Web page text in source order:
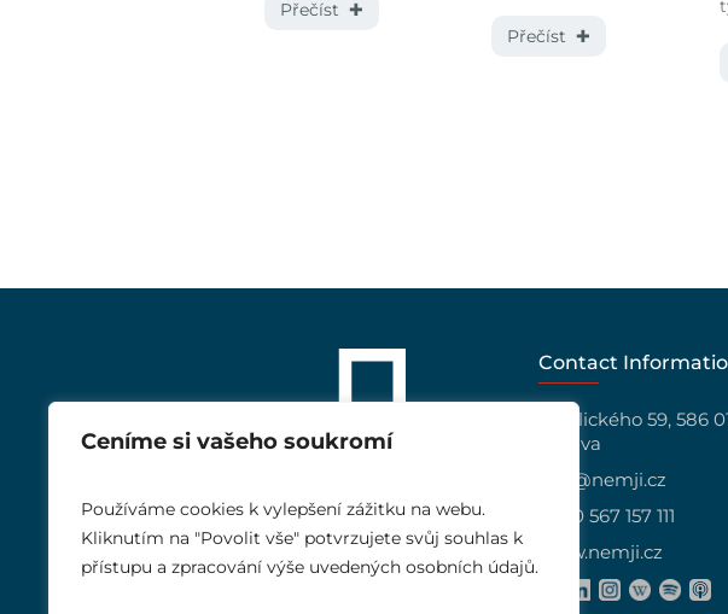
Ceníme si vašeho soukromí
Používáme cookies k vylepšení zážitku na webu.
Kliknutím na "Povolit vše" potvrzujete svůj souhlas k
přístupu a zpracování výše uvedených osobních údajů.
Přečíst ✚
Přečíst ✚
Contact
Vrchlického 59, 586
Jihlava
info@nemji.cz
+420 567 157 111
www.nemji.cz